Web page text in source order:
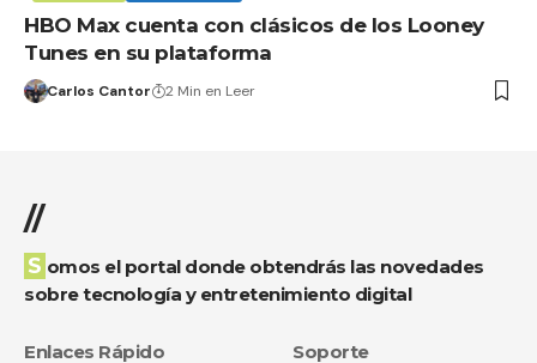
HBO Max cuenta con clásicos de los Looney
Tunes en su plataforma
Carlos Cantor 2 Min en Leer
//
Somos el portal donde obtendrás las novedades
sobre tecnología y entretenimiento digital
Enlaces Rápido Soporte